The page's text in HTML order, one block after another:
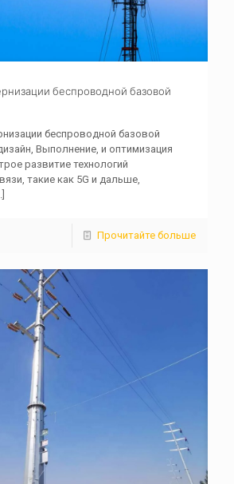
беспроводной базовой
беспроводной базовой
Выполнение, и оптимизация
развитие технологий
такие как 5G и дальше,
Прочитайте больше